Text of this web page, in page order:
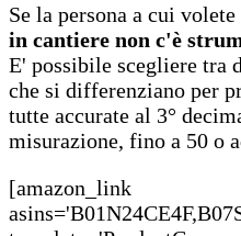
Se la persona a cui
in cantiere non c'è
E' possibile scegliere tra
che si differenziano per
tutte accurate al 3°
misurazione, fino a 50 o
[amazon_link